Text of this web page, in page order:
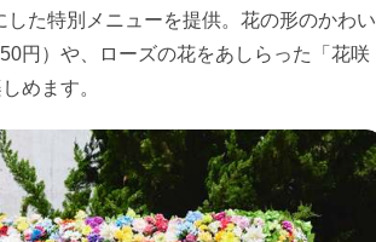
た特別メニューを提供。花の形のかわい
円）や、ローズの花をあしらった「花咲
めます。